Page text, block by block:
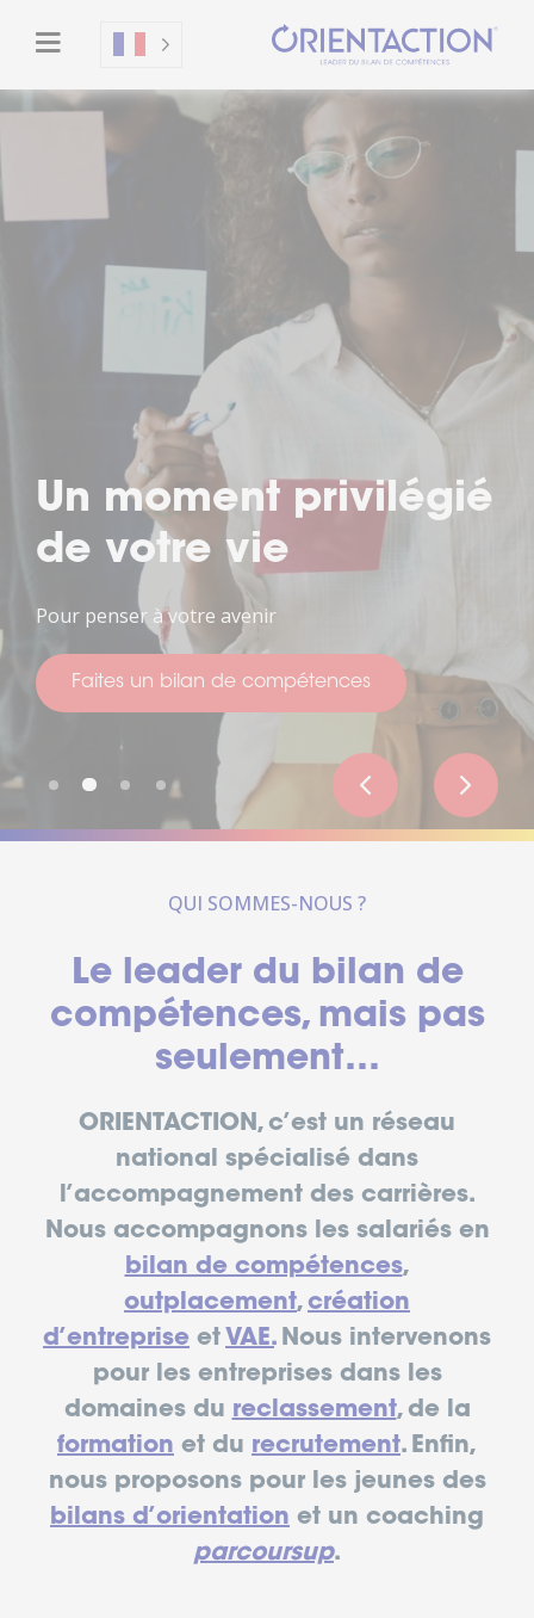
Un moment privilégié
de votre vie
Pour penser à votre avenir
Faites un bilan de compétences
QUI SOMMES-NOUS ?
Le leader du bilan de
compétences, mais pas
seulement…
ORIENTACTION, c’est un réseau
national spécialisé dans
l’accompagnement des carrières.
Nous accompagnons les salariés en
bilan de compétences,
outplacement, création
d’entreprise et VAE.Nous intervenons
pour les entreprises dans les
domaines du reclassement, de la
formation et du recrutement. Enfin,
nous proposons pour les jeunes des
bilans d’orientation et un coaching
parcoursup.